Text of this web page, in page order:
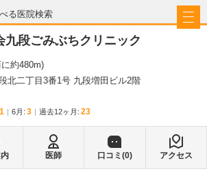
る医院検索
九段ごみぶちクリニック
約480m)
北二丁目3番1号 九段増田ビル2階
1 6月 : 3 過去12ヶ月: 23
医師 口コミ(0) アクセス